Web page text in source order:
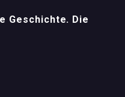
Geschichte. Die